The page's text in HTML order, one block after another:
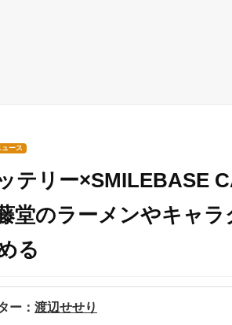
ュース
ッテリー×SMILEBASE
堂のラーメンやキャ
る
ー： 渡辺せせり